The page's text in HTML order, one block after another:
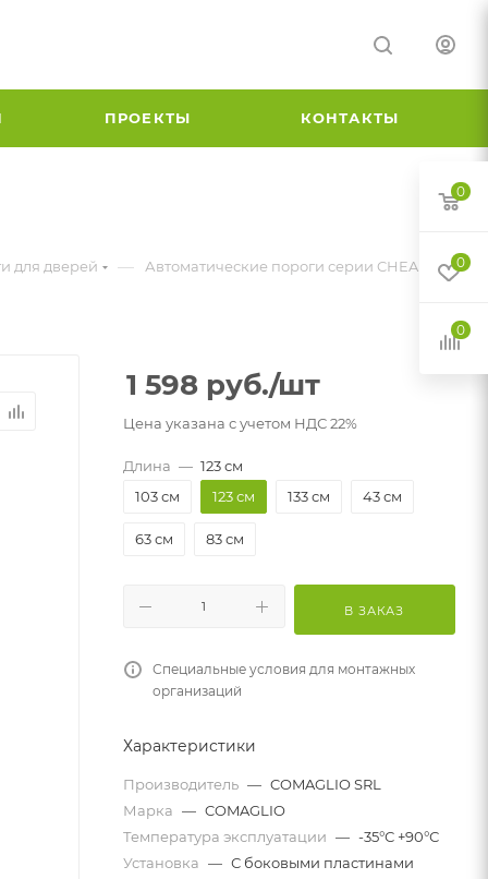
ПРОЕКТЫ КОНТАКТЫ
для дверей — Автоматические пороги серии CHEAP
1 598 руб./шт
Цена указана с учетом НДС 22%
Длина — 123 см
103 см
123 см 133 см 43 см
63 см 83 см
В ЗАКАЗ
Специальные условия для монтажных
организаций
Характеристики
Производитель — COMAGLIO SRL
Марка — COMAGLIO
Температура эксплуатации — -35°С +90°С
Установка — С боковыми пластинами
0
0
0